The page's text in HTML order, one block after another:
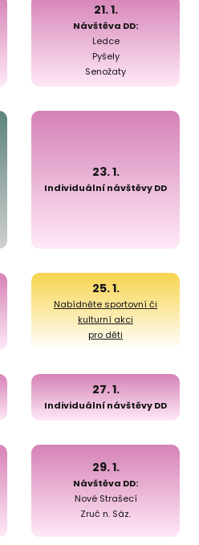
21. 1.
Návštěva DD:
Ledce
Pyšely
Senožaty
23. 1.
Individuální návštěvy DD
25. 1.
Nabídněte sportovní či
kulturní akci
pro děti
27. 1.
Individuální návštěvy DD
29. 1.
Návštěva DD:
Nové Strašecí
Zruč n. Sáz.